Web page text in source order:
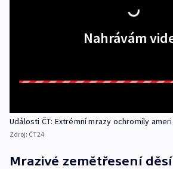
Nahrávám
Události ČT: Extrémní mrazy ochromily
Zdroj: ČT24
Mrazivé zemětřesení